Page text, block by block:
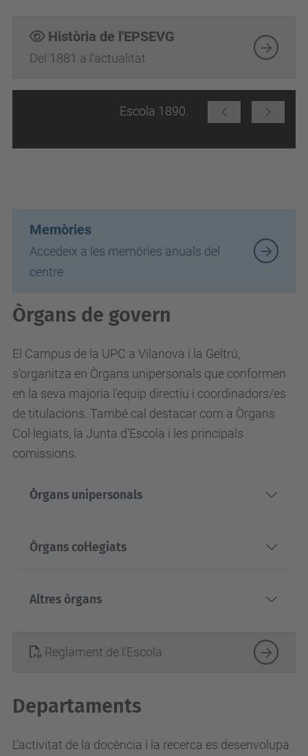
Història de l'EPSEVG
Del 1881 a l'actualitat
Escola 1890.
PreviousNext
Memòries
Accedeix a les memòries anuals del
centre
Òrgans de govern
El Campus de la UPC a Vilanova i la Geltrú,
s'organitza en Òrgans unipersonals que conformen
en la seva majoria l'equip directiu i coordinadors/es
de titulacions. També cal destacar com a Òrgans
Col·legiats, la Junta d'Escola i les principals
comissions.
Òrgans unipersonals
Òrgans col·legiats
Altres òrgans
Reglament de l'Escola
Departaments
L'activitat de la docència i la recerca es desenvolupa